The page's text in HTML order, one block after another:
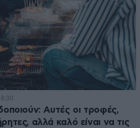
Αυτές οι τροφές,
αλλά καλό είναι να τις